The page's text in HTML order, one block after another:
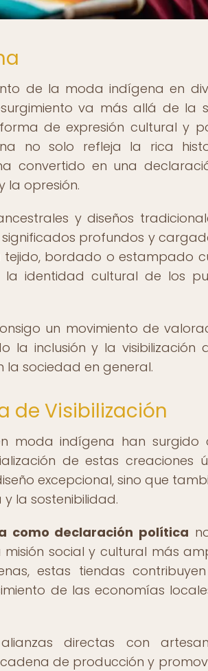
de la moda indígena en
va más allá de la
de expresión cultural y
no solo refleja la rica
convertido en una
la opresión.
y diseños
profundos y
tejido, bordado o estampado
la identidad cultural de los
un movimiento de
la inclusión y la visibilización
la sociedad en general.
de Visibilización
moda indígena han surgido
de estas creaciones
excepcional, sino que
la sostenibilidad.
como declaración política
social y cultural más
estas tiendas
de las economías
directas con
de producción y